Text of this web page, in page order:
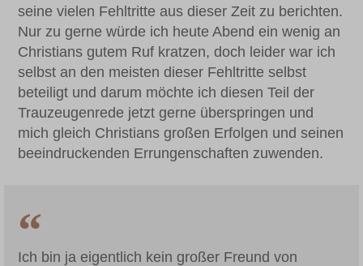
seine vielen Fehltritte aus dieser Zeit zu berichten.
Nur zu gerne würde ich heute Abend ein wenig an
Christians gutem Ruf kratzen, doch leider war ich
selbst an den meisten dieser Fehltritte selbst
beteiligt und darum möchte ich diesen Teil der
Trauzeugenrede jetzt gerne überspringen und
mich gleich Christians großen Erfolgen und seinen
beeindruckenden Errungenschaften zuwenden.
Ich bin ja eigentlich kein großer Freund von